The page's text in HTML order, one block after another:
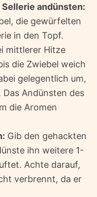
andünsten:
die gewürfelten
in den Topf.
mittlerer Hitze
die Zwiebel weich
gelegentlich um,
Andünsten des
die Aromen
Gib den gehackten
ihn weitere 1-
Achte darauf,
verbrennt, da er